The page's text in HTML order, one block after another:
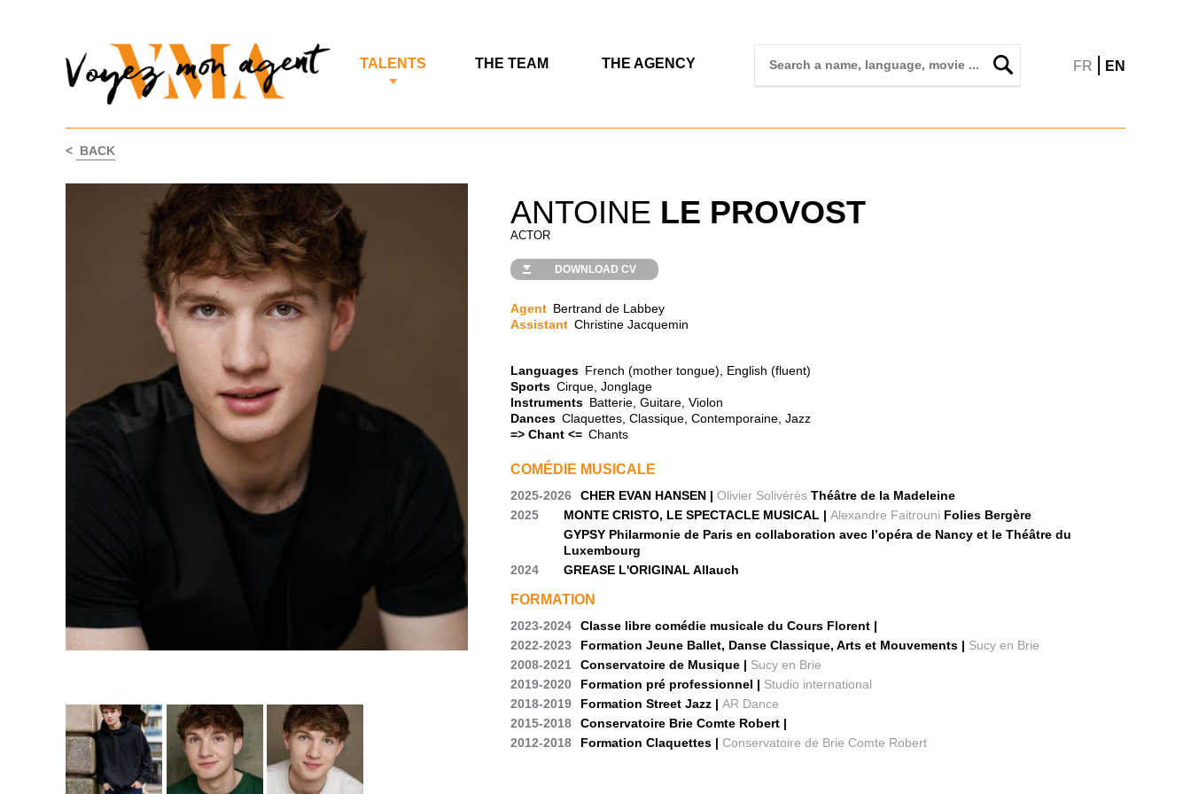
TALENTS THE TEAM THE AGENCY FR | EN
< BACK
ANTOINE LE PROVOST
ACTOR
DOWNLOAD CV
Agent Bertrand de Labbey
Assistant Christine Jacquemin
Languages French (mother tongue), English (fluent)
Sports Cirque, Jonglage
Instruments Batterie, Guitare, Violon
Dances Claquettes, Classique, Contemporaine, Jazz
=> Chant <= Chants
COMÉDIE MUSICALE
2025-2026 CHER EVAN HANSEN |Olivier Solivérès Théâtre de la Madeleine
2025
MONTE CRISTO, LE SPECTACLE MUSICAL |Alexandre Faitrouni Folies Bergère
GYPSY Philarmonie de Paris en collaboration avec l’opéra de Nancy et le Théâtre du
Luxembourg
2024
GREASE L'ORIGINAL Allauch
FORMATION
2023-2024
Classe libre comédie musicale du Cours Florent |
2022-2023
Formation Jeune Ballet, Danse Classique, Arts et Mouvements | Sucy en Brie
2008-2021
Conservatoire de Musique | Sucy en Brie
2019-2020
Formation pré professionnel | Studio international
2018-2019
Formation Street Jazz |AR Dance
2015-2018
Conservatoire Brie Comte Robert |
2012-2018
Formation Claquettes |Conservatoire de Brie Comte Robert